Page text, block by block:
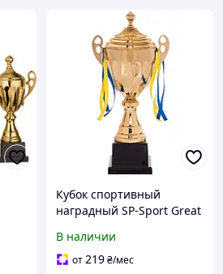
Кубок спортивный
наградный SP-Sport Great
золотой
В наличии
от219₴/мес